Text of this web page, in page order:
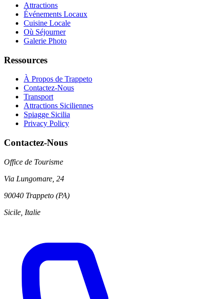
Attractions
Événements Locaux
Cuisine Locale
Où Séjourner
Galerie Photo
Ressources
À Propos de Trappeto
Contactez-Nous
Transport
Attractions Siciliennes
Spiagge Sicilia
Privacy Policy
Contactez-Nous
Office de Tourisme
Via Lungomare, 24
90040 Trappeto (PA)
Sicile, Italie